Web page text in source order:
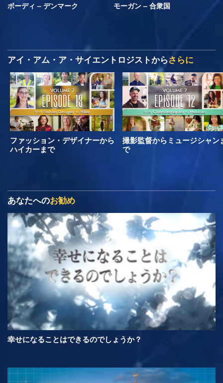
ボーディ – デンマーク モーガン – 合衆国
アイ・アム・ア・サイエントロジストからさらに
ファッション・デザイナーから
ハイカーまで
撮影監督からミュージシャン
で
あなたへのお勧め
幸せになることはできるのでしょうか？